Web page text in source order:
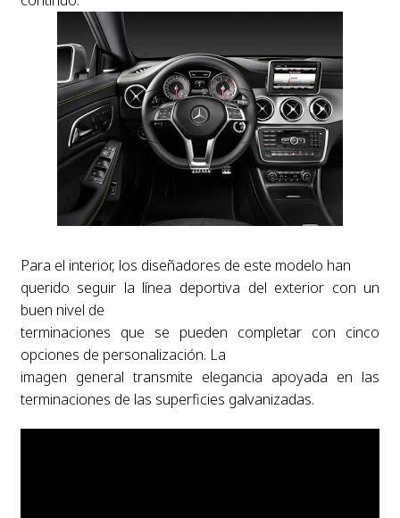
Para el interior, los diseñadores de este modelo han
querido seguir la línea deportiva del exterior con un
buen nivel de
terminaciones que se pueden completar con cinco
opciones de personalización. La
imagen general transmite elegancia apoyada en las
terminaciones de las superficies galvanizadas.